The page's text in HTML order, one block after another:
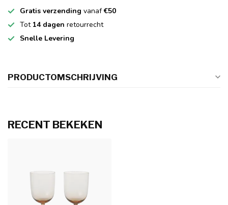
Gratis verzending vanaf€50
Tot 14 dagen retourrecht
Snelle Levering
PRODUCTOMSCHRIJVING
RECENT BEKEKEN